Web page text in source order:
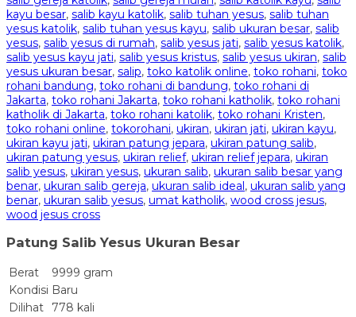
kayu besar, salib kayu katolik, salib tuhan yesus, salib tuhan
yesus katolik, salib tuhan yesus kayu, salib ukuran besar, salib
yesus, salib yesus di rumah, salib yesus jati, salib yesus katolik,
salib yesus kayu jati, salib yesus kristus, salib yesus ukiran, salib
yesus ukuran besar, salip, toko katolik online, toko rohani, toko
rohani bandung, toko rohani di bandung, toko rohani di
Jakarta, toko rohani Jakarta, toko rohani katholik, toko rohani
katholik di Jakarta, toko rohani katolik, toko rohani Kristen,
toko rohani online, tokorohani, ukiran, ukiran jati, ukiran kayu,
ukiran kayu jati, ukiran patung jepara, ukiran patung salib,
ukiran patung yesus, ukiran relief, ukiran relief jepara, ukiran
salib yesus, ukiran yesus, ukuran salib, ukuran salib besar yang
benar, ukuran salib gereja, ukuran salib ideal, ukuran salib yang
benar, ukuran salib yesus, umat katholik, wood cross jesus,
wood jesus cross
Patung Salib Yesus Ukuran Besar
Berat
9999 gram
Kondisi Baru
Dilihat
778 kali